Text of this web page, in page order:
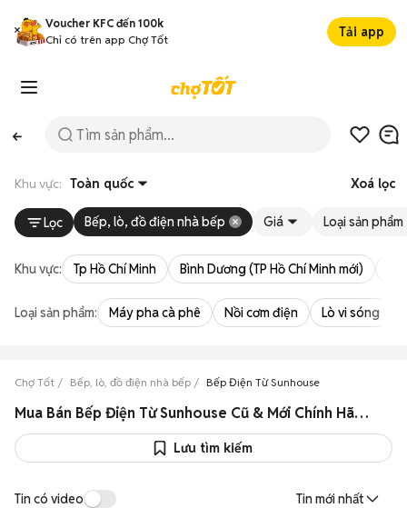
Voucher KFC đến 100k
Chỉ có trên app Chợ Tốt
Tải app
Khu vực: Toàn quốc Xoá lọc
Lọc Bếp, lò, đồ điện nhà bếp Giá Loại sản phẩm
Khu vực: Tp Hồ Chí Minh Bình Dương (TP Hồ Chí Minh mới)
Loại sản phẩm: Máy pha cà phê Nồi cơm điện Lò vi sóng
Chợ Tốt Bếp, lò, đồ điện nhà bếp Bếp Điện Từ Sunhouse
Mua Bán Bếp Điện Từ Sunhouse Cũ & Mới Chính Hãng Giá Rẻ
Lưu tìm kiếm
Tin có video Tin mới nhất